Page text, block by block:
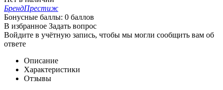
БрендПрестиж
Бонусные баллы: 0 баллов
В избранное Задать вопрос
Войдите в учётную запись, чтобы мы могли сообщить вам об
ответе
Описание
Характеристики
Отзывы